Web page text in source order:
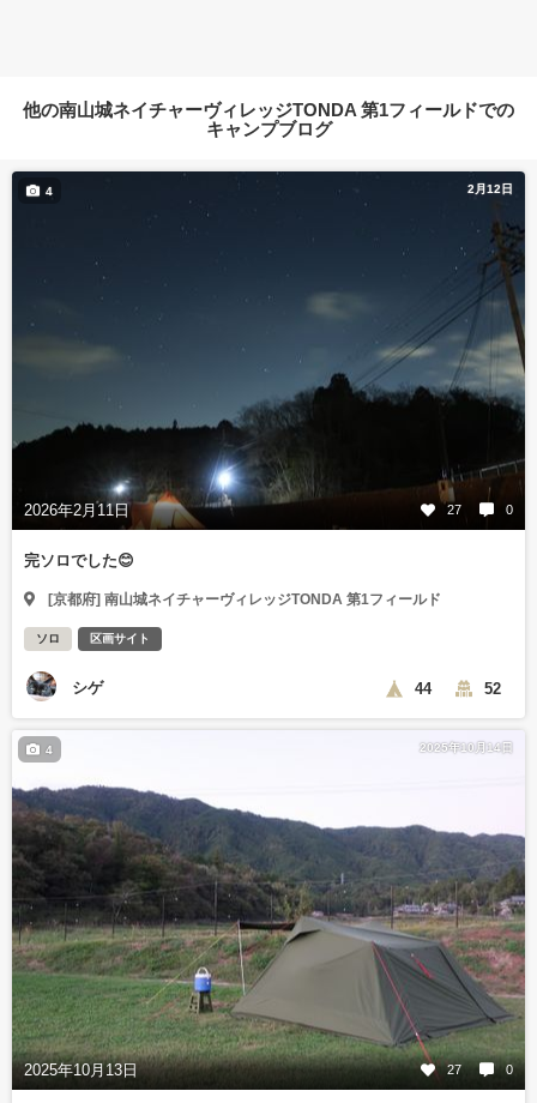
他の南山城ネイチャーヴィレッジTONDA 第1フィールドでの
キャンプブログ
2月12日
2026年2月11日 27 0
4
完ソロでした😊
[京都府] 南山城ネイチャーヴィレッジTONDA 第1フィールド
ソロ 区画サイト
シゲ 44 52
2025年10月14日
2025年10月13日 27 0
4